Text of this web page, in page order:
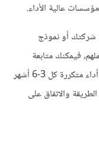
عالية الأداء.
شركتك أو نموذج
فيمكنك متابعة
عملية المراجعة وفقًا لذلك، لكن إجراء مراجعات أداء متكررة كل 3-6 أشهر
والاتفاق على